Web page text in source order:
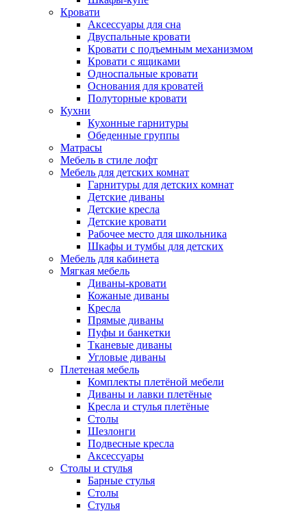
Кровати
Аксессуары для сна
Двуспальные кровати
Кровати с подъемным механизмом
Кровати с ящиками
Односпальные кровати
Основания для кроватей
Полуторные кровати
Кухни
Кухонные гарнитуры
Обеденные группы
Матрасы
Мебель в стиле лофт
Мебель для детских комнат
Гарнитуры для детских комнат
Детские диваны
Детские кресла
Детские кровати
Рабочее место для школьника
Шкафы и тумбы для детских
Мебель для кабинета
Мягкая мебель
Диваны-кровати
Кожаные диваны
Кресла
Прямые диваны
Пуфы и банкетки
Тканевые диваны
Угловые диваны
Плетеная мебель
Комплекты плетёной мебели
Диваны и лавки плетёные
Кресла и стулья плетёные
Столы
Шезлонги
Подвесные кресла
Аксессуары
Столы и стулья
Барные стулья
Столы
Стулья